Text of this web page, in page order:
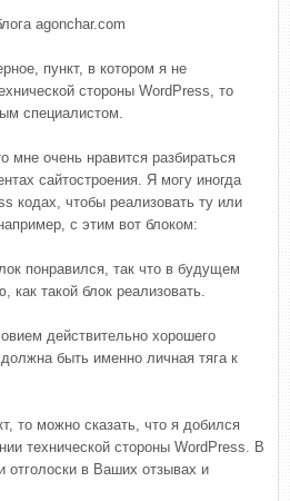
agonchar.com
пункт, в котором я не
стороны WordPress, то
специалистом.
мне очень нравится разбираться
сайтостроения. Я могу иногда
кодах, чтобы реализовать ту или
с этим вот блоком:
понравился, так что в будущем
как такой блок реализовать.
действительно хорошего
быть именно личная тяга к
то можно сказать, что я добился
технической стороны WordPress. В
отголоски в Ваших отзывах и